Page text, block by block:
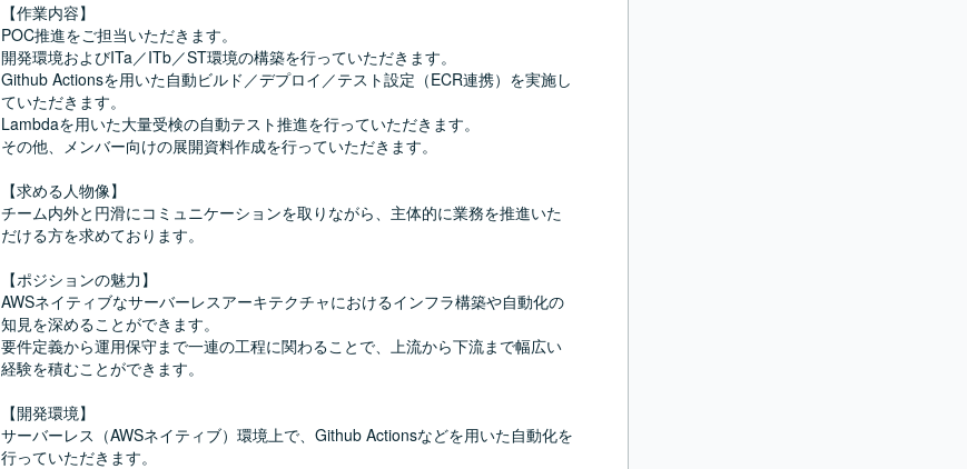
【作業内容】
POC推進をご担当いただきます。
開発環境およびITa／ITb／ST環境の構築を行っていただきます。
Github Actionsを用いた自動ビルド／デプロイ／テスト設定（ECR連携）を実施し
ていただきます。
Lambdaを用いた大量受検の自動テスト推進を行っていただきます。
その他、メンバー向けの展開資料作成を行っていただきます。
【求める人物像】
チーム内外と円滑にコミュニケーションを取りながら、主体的に業務を推進いた
だける方を求めております。
【ポジションの魅力】
AWSネイティブなサーバーレスアーキテクチャにおけるインフラ構築や自動化の
知見を深めることができます。
要件定義から運用保守まで一連の工程に関わることで、上流から下流まで幅広い
経験を積むことができます。
【開発環境】
サーバーレス（AWSネイティブ）環境上で、Github Actionsなどを用いた自動化を
行っていただきます。